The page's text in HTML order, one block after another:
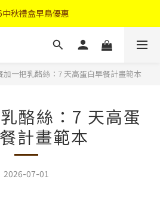
輸入"N50"現折50元
中秋禮盒早鳥優惠
輸入"N50"現折50元
加一把乳酪絲：7 天高蛋白早餐計畫範本
酪絲：7 天高蛋
計畫範本
2026-07-01